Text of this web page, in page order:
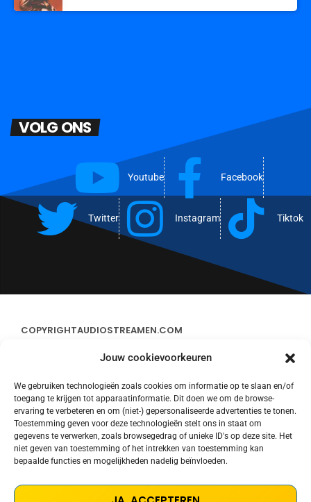
Jouw cookievoorkeuren
We gebruiken technologieën zoals cookies om informatie op te slaan en/of
toegang te krijgen tot apparaatinformatie. Dit doen we om de browse-
ervaring te verbeteren en om (niet-) gepersonaliseerde advertenties te tonen.
Toestemming geven voor deze technologieën stelt ons in staat om
gegevens te verwerken, zoals browsegedrag of unieke ID's op deze site. Het
niet geven van toestemming of het intrekken van toestemming kan
bepaalde functies en mogelijkheden nadelig beïnvloeden.
VOLG ONS
Youtube Facebook
Twitter Instagram Tiktok
COPYRIGHTAUDIOSTREAMEN.COM
CONTACT
STREAMS